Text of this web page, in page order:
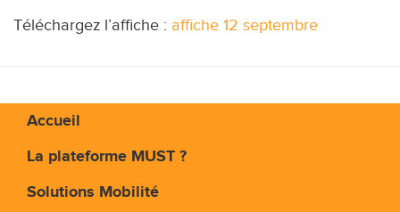
Téléchargez l’affiche : affiche 12 septembre
Accueil
La plateforme MUST ?
Solutions Mobilité